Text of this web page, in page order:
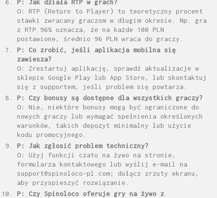
P: Jak działa RTP w grach?
O: RTP (Return to Player) to teoretyczny procent
stawki zwracany graczom w długim okresie. Np. gra
z RTP 96% oznacza, że na każde 100 PLN
postawione, średnio 96 PLN wraca do graczy.
P: Co zrobić, jeśli aplikacja mobilna się
zawiesza?
O: Zrestartuj aplikację, sprawdź aktualizacje w
sklepie Google Play lub App Store, lub skontaktuj
się z supportem, jeśli problem się powtarza.
P: Czy bonusy są dostępne dla wszystkich graczy?
O: Nie, niektóre bonusy mogą być ograniczone do
nowych graczy lub wymagać spełnienia określonych
warunków, takich depozyt minimalny lub użycie
kodu promocyjnego.
P: Jak zgłosić problem techniczny?
O: Użyj funkcji czatu na żywo na stronie,
formularza kontaktowego lub wyślij e-mail na
support@spinoloco-pl.com; dołącz zrzuty ekranu,
aby przyspieszyć rozwiązanie.
P: Czy Spinoloco oferuje gry na żywo z